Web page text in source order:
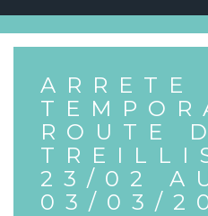
ARRETE
ROUTE
23/02
03/03/